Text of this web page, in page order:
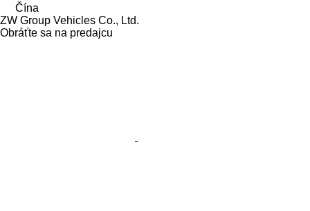
Čína
ZW Group Vehicles Co., Ltd.
Obráťte sa na predajcu